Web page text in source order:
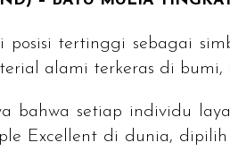
posisi tertinggi sebagai
alami terkeras di
bahwa setiap individu
Excellent di dunia, dipilih